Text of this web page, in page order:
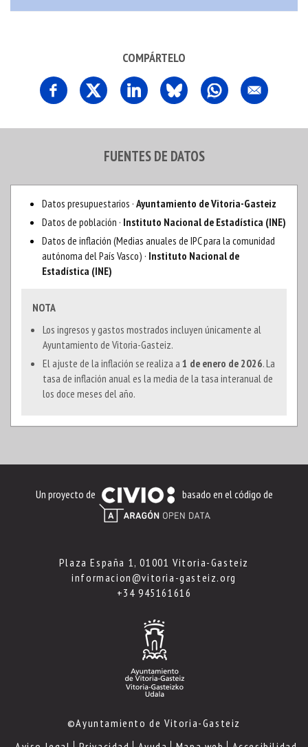
COMPÁRTELO
FUENTES DE DATOS
Datos presupuestarios · Ayuntamiento de Vitoria-Gasteiz
Datos de población · Instituto Nacional de Estadística (INE)
Datos de inflación (Medias anuales de IPC para la comunidad
autónoma del País Vasco) · Instituto Nacional de
Estadística (INE)
NOTA
Los ingresos y gastos mostrados incluyen únicamente al
Ayuntamiento de Vitoria-Gasteiz.
El ajuste de la inflación se realiza a 1 de enero de 2026. La
tasa de inflación anual es la media de la tasa interanual de
los doce meses del año.
Un proyecto de basado en el código de
Plaza España 1, 01001 Vitoria-Gasteiz
informacion@vitoria-gasteiz.org
+34 945161616
©Ayuntamiento de Vitoria-Gasteiz